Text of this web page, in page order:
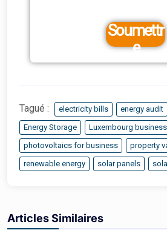
Soumettr
e
Tagué : electricity bills energy audit
Energy Storage
Luxembourg business
photovoltaics for business
property
renewable energy
solar panels
Articles Similaires